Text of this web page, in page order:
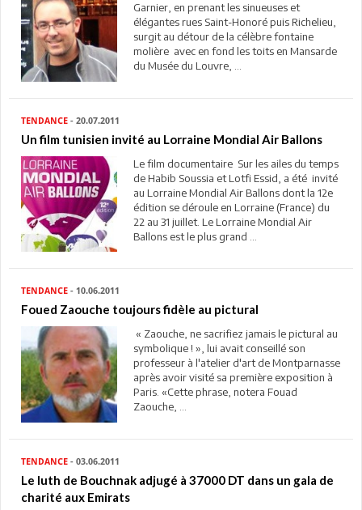
Garnier, en prenant les sinueuses et
élégantes rues Saint-Honoré puis Richelieu,
surgit au détour de la célèbre fontaine
molière avec en fond les toits en Mansarde
du Musée du Louvre, ...
TENDANCE - 20.07.2011
Un film tunisien invité au Lorraine Mondial Air Ballons
Le film documentaire Sur les ailes du temps
de Habib Soussia et Lotfi Essid, a été invité
au Lorraine Mondial Air Ballons dont la 12e
édition se déroule en Lorraine (France) du
22 au 31 juillet. Le Lorraine Mondial Air
Ballons est le plus grand ...
TENDANCE - 10.06.2011
Foued Zaouche toujours fidèle au pictural
« Zaouche, ne sacrifiez jamais le pictural au
symbolique ! », lui avait conseillé son
professeur à l'atelier d'art de Montparnasse
après avoir visité sa première exposition à
Paris. «Cette phrase, notera Fouad
Zaouche, ...
TENDANCE - 03.06.2011
Le luth de Bouchnak adjugé à 37000 DT dans un gala de
charité aux Emirats